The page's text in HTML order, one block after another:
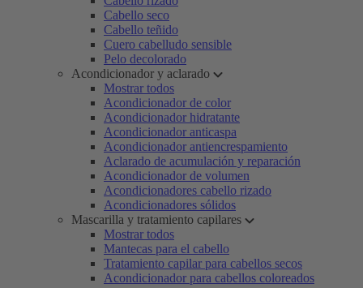
Cabello seco
Cabello teñido
Cuero cabelludo sensible
Pelo decolorado
Acondicionador y aclarado
Mostrar todos
Acondicionador de color
Acondicionador hidratante
Acondicionador anticaspa
Acondicionador antiencrespamiento
Aclarado de acumulación y reparación
Acondicionador de volumen
Acondicionadores cabello rizado
Acondicionadores sólidos
Mascarilla y tratamiento capilares
Mostrar todos
Mantecas para el cabello
Tratamiento capilar para cabellos secos
Acondicionador para cabellos coloreados